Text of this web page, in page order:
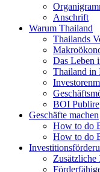
Anschrift
Warum Thailand
Thailands
Das Leben
Thailand in
BOI
Geschäfte machen
How to do
How to do
Zusätzliche